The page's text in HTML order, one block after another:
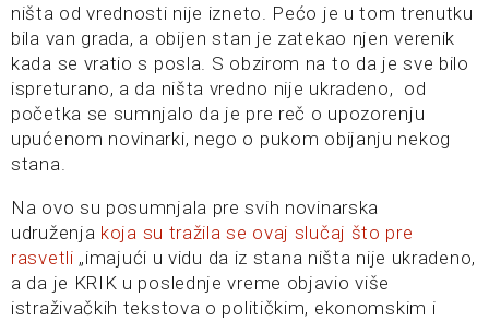
ništa od vrednosti nije izneto. Pećo je u tom trenutku
bila van grada, a obijen stan je zatekao njen verenik
kada se vratio s posla. S obzirom na to da je sve bilo
ispreturano, a da ništa vredno nije ukradeno, od
početka se sumnjalo da je pre reč o upozorenju
upućenom novinarki, nego o pukom obijanju nekog
stana.
Na ovo su posumnjala pre svih novinarska
udruženja koja su tražila se ovaj slučaj što pre
rasvetli „imajući u vidu da iz stana ništa nije ukradeno,
a da je KRIK u poslednje vreme objavio više
istraživačkih tekstova o političkim, ekonomskim i